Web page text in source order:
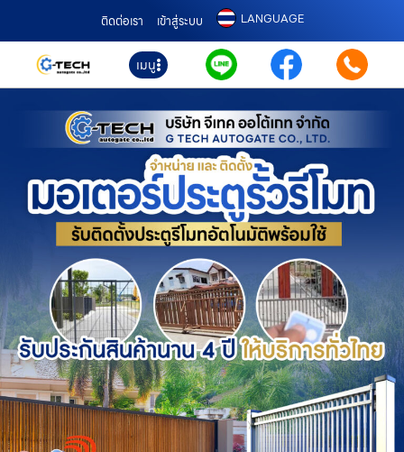
ติดต่อเรา เข้าสู่ระบบ LANGUAGE
เมนู